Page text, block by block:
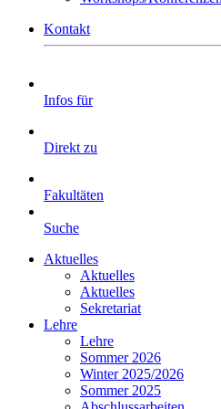
Kontakt
Infos für
Direkt zu
Fakultäten
Suche
Aktuelles
Aktuelles
Aktuelles
Sekretariat
Lehre
Lehre
Sommer 2026
Winter 2025/2026
Sommer 2025